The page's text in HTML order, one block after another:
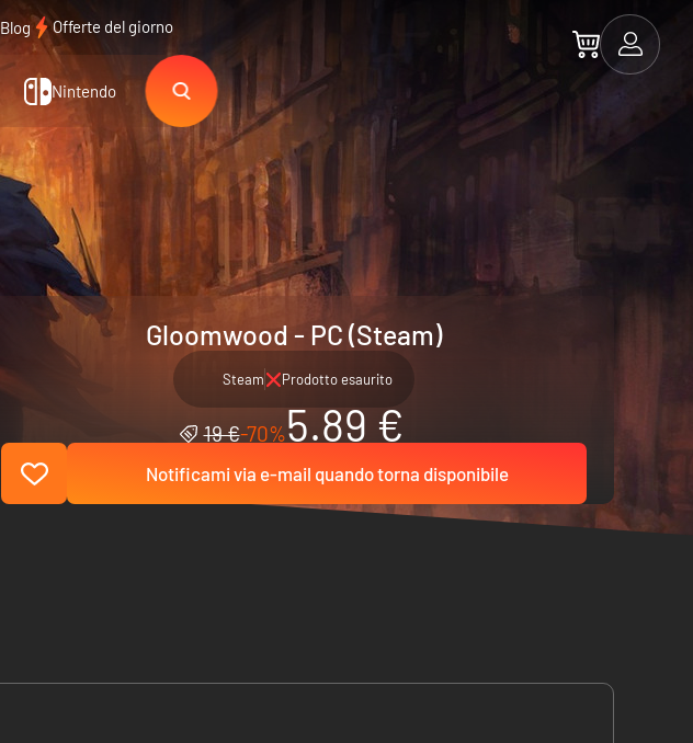
Blog Offerte del giorno
Nintendo
Gloomwood - PC (Steam)
Steam Prodotto esaurito
19 €-70%5.89 €
Notificami via e-mail quando torna disponibile